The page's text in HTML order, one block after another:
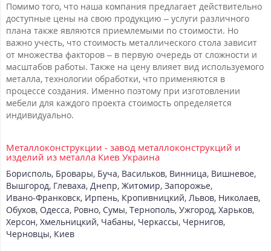
Помимо того, что наша компания предлагает действительно
доступные цены на свою продукцию – услуги различного
плана также являются приемлемыми по стоимости. Но
важно учесть, что стоимость металлического стола зависит
от множества факторов – в первую очередь от сложности и
масштабов работы. Также на цену влияет вид используемого
металла, технологии обработки, что применяются в
процессе создания. Именно поэтому при изготовлении
мебели для каждого проекта стоимость определяется
индивидуально.
Металлоконструкции - завод металлоконструкций и
изделий из металла Киев Украина
Борисполь, Бровары, Буча, Васильков, Винница, Вишневое,
Вышгород, Глеваха, Днепр, Житомир, Запорожье,
Ивано-Франковск, Ирпень, Кропивницкий, Львов, Николаев,
Обухов, Одесса, Ровно, Сумы, Тернополь, Ужгород, Харьков,
Херсон, Хмельницкий, Чабаны, Черкассы, Чернигов,
Черновцы, Киев